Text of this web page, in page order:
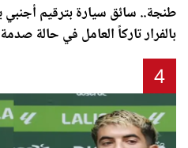
طنجة.. سائق سيارة بترقيم أجنبي
بالفرار تاركاً العامل في حالة
4